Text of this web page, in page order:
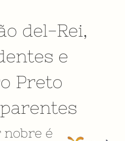
del-Rei,
e
Preto
nobre é